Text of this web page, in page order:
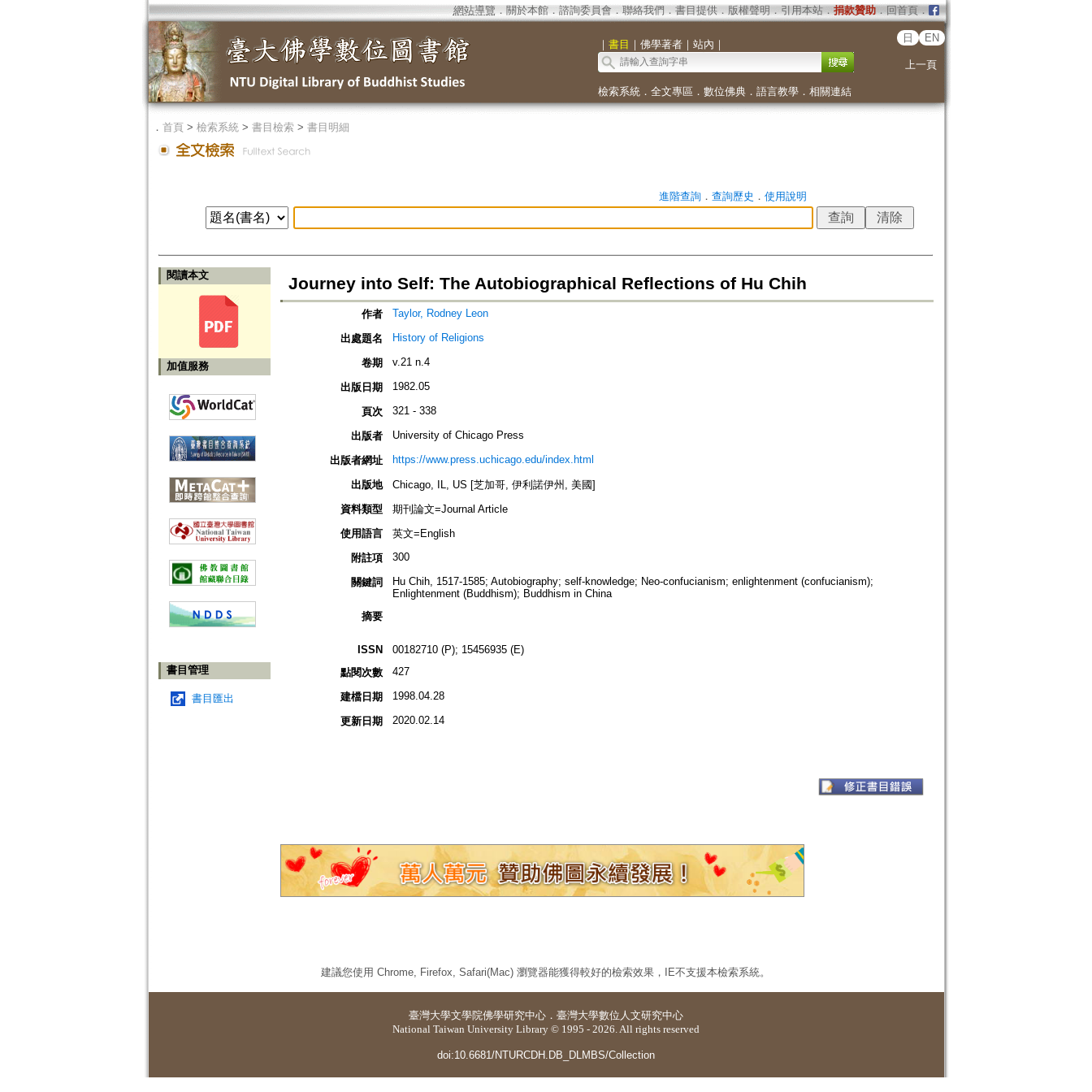
網站導覽 ． 關於本館． 諮詢委員會． 聯絡我們 ． 書目提供． 版權聲明 ． 引用本站． 捐款贊助．回首頁．
｜ 書目 ｜ 佛學著者｜ 站內 ｜
日 EN
上一頁
檢索系統． 全文專區 ． 數位佛典． 語言教學． 相關連結
． 首頁> 檢索系統> 書目檢索> 書目明細
進階查詢． 查詢歷史 ． 使用說明
閱讀本文
加值服務
書目管理
書目匯出
Journey into Self: The Autobiographical Reflections of Hu Chih
作者 Taylor, Rodney Leon
出處題名 History of Religions
卷期 v.21 n.4
出版日期 1982.05
頁次 321 - 338
出版者 University of Chicago Press
出版者網址 https://www.press.uchicago.edu/index.html
出版地
Chicago, IL, US [芝加哥, 伊利諾伊州, 美國]
資料類型
期刊論文=Journal Article
使用語言
英文=English
附註項
300
關鍵詞
Hu Chih, 1517-1585; Autobiography; self-knowledge; Neo-confucianism; enlightenment (confucianism);
Enlightenment (Buddhism); Buddhism in China
摘要
ISSN
00182710 (P); 15456935 (E)
點閱次數
427
建檔日期 1998.04.28
更新日期 2020.02.14
建議您使用 Chrome, Firefox, Safari(Mac) 瀏覽器能獲得較好的檢索效果，IE不支援本檢索系統。
臺灣大學文學院佛學研究中心 ． 臺灣大學數位人文研究中心
National Taiwan University Library © 1995 - 2026. All rights reserved
doi:10.6681/NTURCDH.DB_DLMBS/Collection